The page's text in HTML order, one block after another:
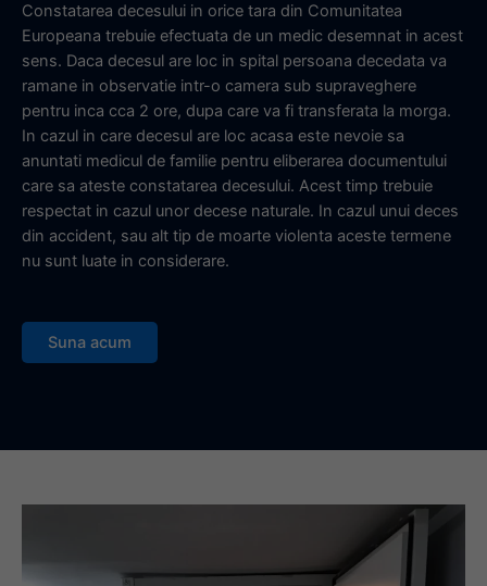
Constatarea decesului in orice tara din Comunitatea
Europeana trebuie efectuata de un medic desemnat in acest
sens. Daca decesul are loc in spital persoana decedata va
ramane in observatie intr-o camera sub supraveghere
pentru inca cca 2 ore, dupa care va fi transferata la morga.
In cazul in care decesul are loc acasa este nevoie sa
anuntati medicul de familie pentru eliberarea documentului
care sa ateste constatarea decesului. Acest timp trebuie
respectat in cazul unor decese naturale. In cazul unui deces
din accident, sau alt tip de moarte violenta aceste termene
nu sunt luate in considerare.
Suna acum